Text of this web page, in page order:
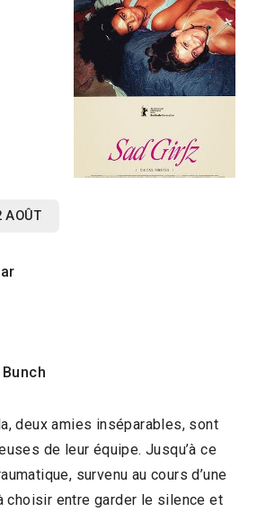
AOÛT
deux amies inséparables, sont
de leur équipe. Jusqu’à ce
survenu au cours d’une
choisir entre garder le silence et